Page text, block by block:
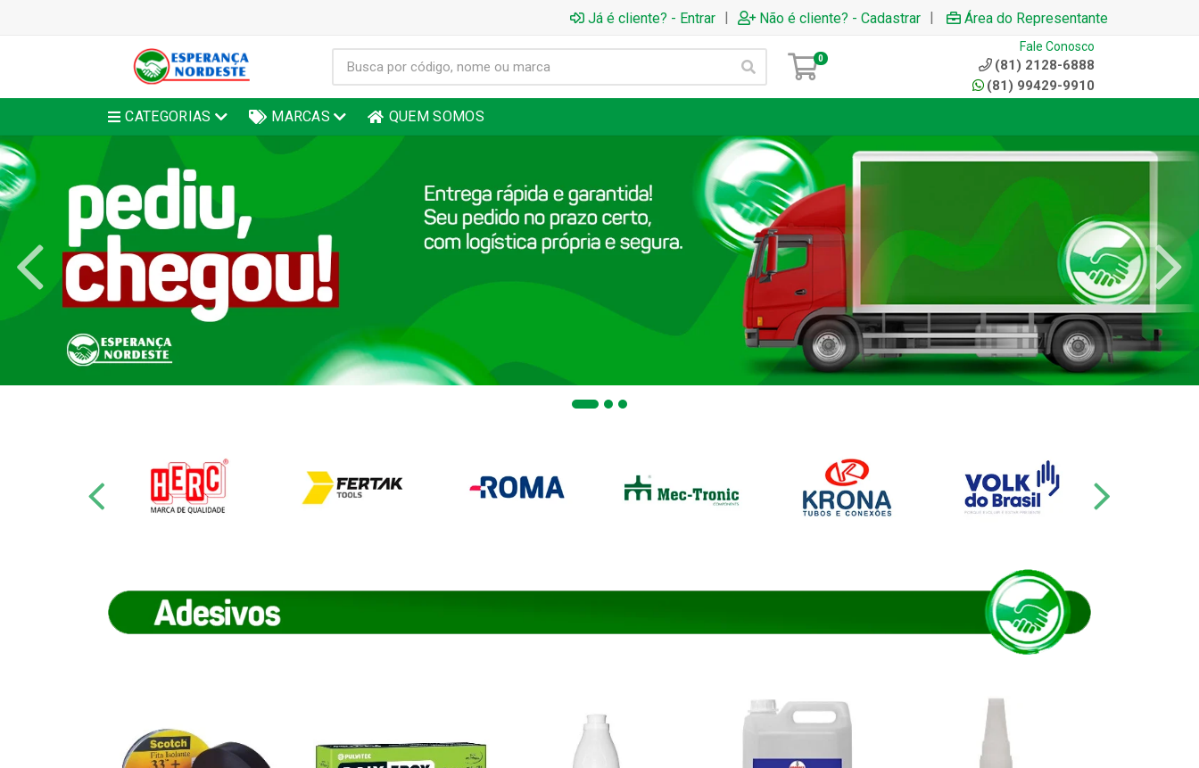
Já é cliente? - Entrar | Não é cliente? - Cadastrar | Área do Representante
0
Fale Conosco
(81) 2128-6888
(81) 99429-9910
CATEGORIAS MARCAS QUEM SOMOS